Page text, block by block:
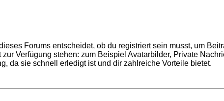
Forums entscheidet, ob du registriert sein musst, um
Verfügung stehen: zum Beispiel Avatarbilder, Private
da sie schnell erledigt ist und dir zahlreiche Vorteile bietet.